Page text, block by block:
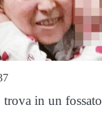
in un fossato